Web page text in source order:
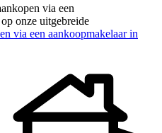
via een
onze uitgebreide
via een aankoopmakelaar in